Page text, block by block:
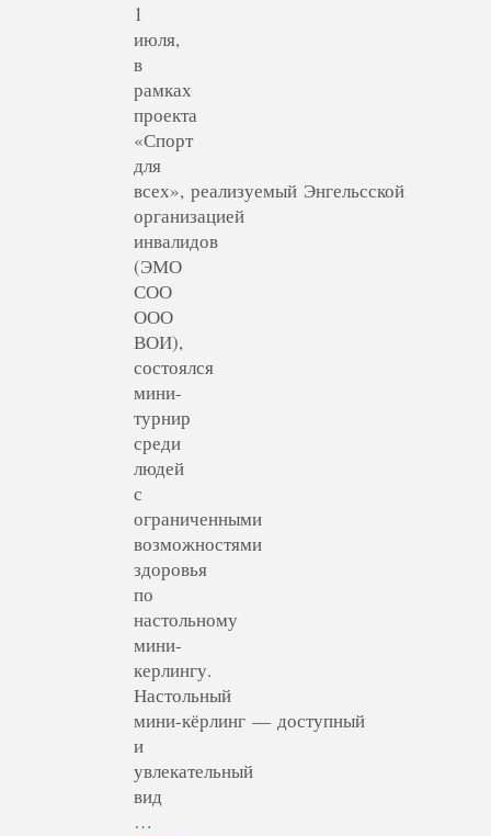
1
июля,
в
рамках
проекта
«Спорт
для
всех», реализуемый Энгельсской
организацией
инвалидов
(ЭМО
СОО
ООО
ВОИ),
состоялся
мини-
турнир
среди
людей
с
ограниченными
возможностями
здоровья
по
настольному
мини-
керлингу.
Настольный
мини‑кёрлинг — доступный
и
увлекательный
вид
…